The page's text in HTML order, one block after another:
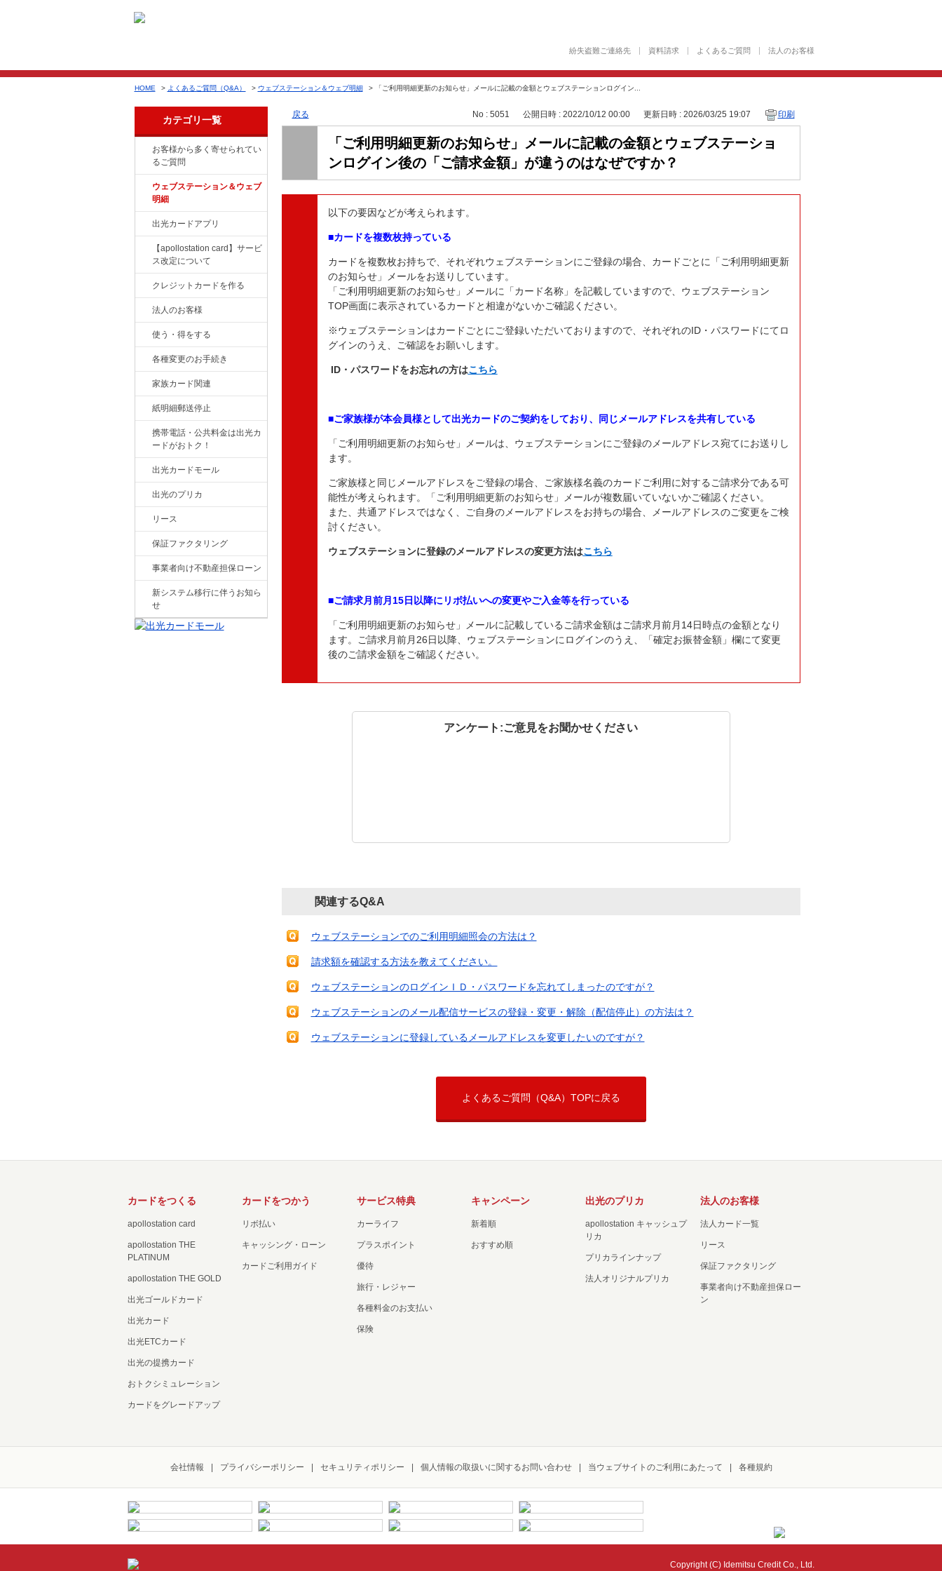
紛失盗難ご連絡先 資料請求 よくあるご質問 法人のお客様
HOME > よくあるご質問（Q&A） > ウェブステーション＆ウェブ明細 > 「ご利用明細更新のお知らせ」メールに記載の金額とウェブステーションログイン...
カテゴリ一覧
お客様から多く寄せられてい
るご質問
ウェブステーション＆ウェブ
明細
出光カードアプリ
【apollostation card】サービ
ス改定について
クレジットカードを作る
法人のお客様
使う・得をする
各種変更のお手続き
家族カード関連
紙明細郵送停止
携帯電話・公共料金は出光カ
ードがおトク！
出光カードモール
出光のプリカ
リース
保証ファクタリング
事業者向け不動産担保ローン
新システム移行に伴うお知ら
せ
戻る No : 5051 公開日時 : 2022/10/12 00:00 更新日時 : 2026/03/25 19:07 印刷
「ご利用明細更新のお知らせ」メールに記載の金額とウェブステーショ
ンログイン後の「ご請求金額」が違うのはなぜですか？
以下の要因などが考えられます。
■カードを複数枚持っている
カードを複数枚お持ちで、それぞれウェブステーションにご登録の場合、カードごとに「ご利用明細更新
のお知らせ」メールをお送りしています。
「ご利用明細更新のお知らせ」メールに「カード名称」を記載していますので、ウェブステーション
TOP画面に表示されているカードと相違がないかご確認ください。
※ウェブステーションはカードごとにご登録いただいておりますので、それぞれのID・パスワードにてロ
グインのうえ、ご確認をお願いします。
ID・パスワードをお忘れの方はこちら
■ご家族様が本会員様として出光カードのご契約をしており、同じメールアドレスを共有している
「ご利用明細更新のお知らせ」メールは、ウェブステーションにご登録のメールアドレス宛てにお送りし
ます。
ご家族様と同じメールアドレスをご登録の場合、ご家族様名義のカードご利用に対するご請求分である可
能性が考えられます。「ご利用明細更新のお知らせ」メールが複数届いていないかご確認ください。
また、共通アドレスではなく、ご自身のメールアドレスをお持ちの場合、メールアドレスのご変更をご検
討ください。
ウェブステーションに登録のメールアドレスの変更方法はこちら
■ご請求月前月15日以降にリボ払いへの変更やご入金等を行っている
「ご利用明細更新のお知らせ」メールに記載しているご請求金額はご請求月前月14日時点の金額となり
ます。ご請求月前月26日以降、ウェブステーションにログインのうえ、「確定お振替金額」欄にて変更
後のご請求金額をご確認ください。
アンケート:ご意見をお聞かせください
関連するQ&A
ウェブステーションでのご利用明細照会の方法は？
請求額を確認する方法を教えてください。
ウェブステーションのログインＩＤ・パスワードを忘れてしまったのですが？
ウェブステーションのメール配信サービスの登録・変更・解除（配信停止）の方法は？
ウェブステーションに登録しているメールアドレスを変更したいのですが？
よくあるご質問（Q&A）TOPに戻る
カードをつくる
apollostation card
apollostation THE
PLATINUM
apollostation THE GOLD
出光ゴールドカード
出光カード
出光ETCカード
出光の提携カード
おトクシミュレーション
カードをグレードアップ
カードをつかう
リボ払い
キャッシング・ローン
カードご利用ガイド
サービス特典
カーライフ
プラスポイント
優待
旅行・レジャー
各種料金のお支払い
保険
キャンペーン
新着順
おすすめ順
出光のプリカ
apollostation キャッシュプ
リカ
プリカラインナップ
法人オリジナルプリカ
法人のお客様
法人カード一覧
リース
保証ファクタリング
事業者向け不動産担保ロー
ン
会社情報 プライバシーポリシー セキュリティポリシー 個人情報の取扱いに関するお問い合わせ 当ウェブサイトのご利用にあたって 各種規約
Copyright (C) Idemitsu Credit Co., Ltd.